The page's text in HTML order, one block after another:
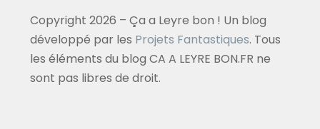
Copyright 2026 – Ça a Leyre bon ! Un blog
développé par les Projets Fantastiques. Tous
les éléments du blog CA A LEYRE BON.FR ne
sont pas libres de droit.